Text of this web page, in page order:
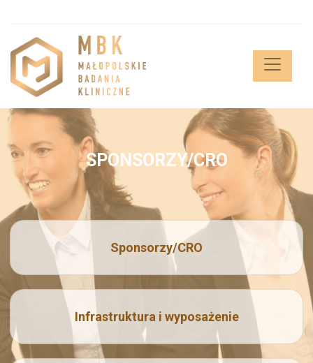
SPONSORZY/CRO
Sponsorzy/CRO
Infrastruktura i wyposażenie